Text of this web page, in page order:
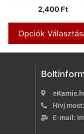
2,400 Ft
Opciók
Hívj most:
E-mail: